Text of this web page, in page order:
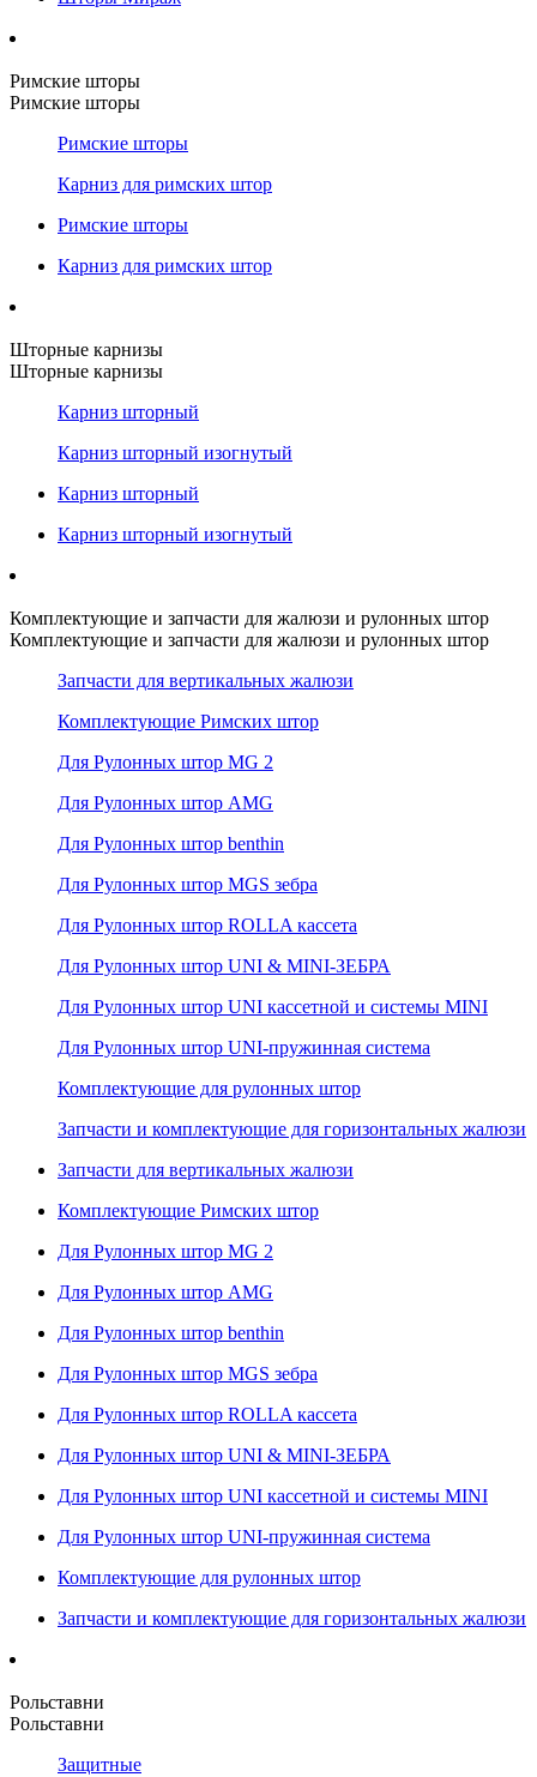
Римские шторы
Римские шторы
Римские шторы
Карниз для римских штор
Римские шторы
Карниз для римских штор
Шторные карнизы
Шторные карнизы
Карниз шторный
Карниз шторный изогнутый
Карниз шторный
Карниз шторный изогнутый
Комплектующие и запчасти для жалюзи и рулонных штор
Комплектующие и запчасти для жалюзи и рулонных штор
Запчасти для вертикальных жалюзи
Комплектующие Римских штор
Для Рулонных штор MG 2
Для Рулонных штор AMG
Для Рулонных штор benthin
Для Рулонных штор MGS зебра
Для Рулонных штор ROLLA кассета
Для Рулонных штор UNI & MINI-ЗЕБРА
Для Рулонных штор UNI кассетной и системы MINI
Для Рулонных штор UNI-пружинная система
Комплектующие для рулонных штор
Запчасти и комплектующие для горизонтальных жалюзи
Запчасти для вертикальных жалюзи
Комплектующие Римских штор
Для Рулонных штор MG 2
Для Рулонных штор AMG
Для Рулонных штор benthin
Для Рулонных штор MGS зебра
Для Рулонных штор ROLLA кассета
Для Рулонных штор UNI & MINI-ЗЕБРА
Для Рулонных штор UNI кассетной и системы MINI
Для Рулонных штор UNI-пружинная система
Комплектующие для рулонных штор
Запчасти и комплектующие для горизонтальных жалюзи
Рольставни
Рольставни
Защитные